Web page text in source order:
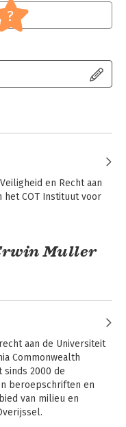
delen minder lijvig.
je net zo prettig en
Met deze
een stap in het
te verminderen en bij te
?
en Recht aan
het COT Instituut voor
Muller
aan de Universiteit
Commonwealth
sinds 2000 de
beroepschriften en
van milieu en